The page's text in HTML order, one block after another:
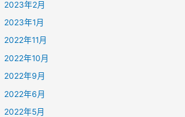
2023年2月
2023年1月
2022年11月
2022年10月
2022年9月
2022年6月
2022年5月